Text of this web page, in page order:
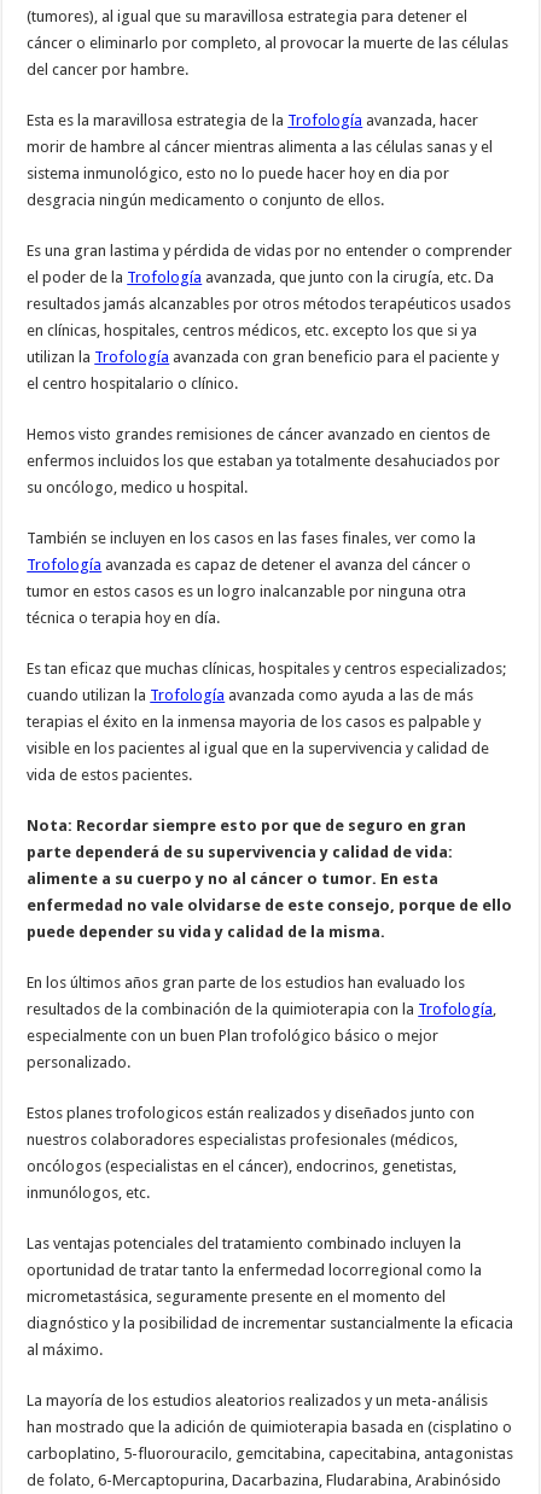
(tumores), al igual que su maravillosa estrategia para detener el
cáncer o eliminarlo por completo, al provocar la muerte de las células
del cancer por hambre.
Esta es la maravillosa estrategia de la Trofología avanzada, hacer
morir de hambre al cáncer mientras alimenta a las células sanas y el
sistema inmunológico, esto no lo puede hacer hoy en dia por
desgracia ningún medicamento o conjunto de ellos.
Es una gran lastima y pérdida de vidas por no entender o comprender
el poder de la Trofología avanzada, que junto con la cirugía, etc. Da
resultados jamás alcanzables por otros métodos terapéuticos usados
en clínicas, hospitales, centros médicos, etc. excepto los que si ya
utilizan la Trofología avanzada con gran beneficio para el paciente y
el centro hospitalario o clínico.
Hemos visto grandes remisiones de cáncer avanzado en cientos de
enfermos incluidos los que estaban ya totalmente desahuciados por
su oncólogo, medico u hospital.
También se incluyen en los casos en las fases finales, ver como la
Trofología avanzada es capaz de detener el avanza del cáncer o
tumor en estos casos es un logro inalcanzable por ninguna otra
técnica o terapia hoy en día.
Es tan eficaz que muchas clínicas, hospitales y centros especializados;
cuando utilizan la Trofología avanzada como ayuda a las de más
terapias el éxito en la inmensa mayoria de los casos es palpable y
visible en los pacientes al igual que en la supervivencia y calidad de
vida de estos pacientes.
Nota: Recordar siempre esto por que de seguro en gran
parte dependerá de su supervivencia y calidad de vida:
alimente a su cuerpo y no al cáncer o tumor. En esta
enfermedad no vale olvidarse de este consejo, porque de ello
puede depender su vida y calidad de la misma.
En los últimos años gran parte de los estudios han evaluado los
resultados de la combinación de la quimioterapia con la Trofología
especialmente con un buen Plan trofológico básico o mejor
personalizado.
Estos planes trofologicos están realizados y diseñados junto con
nuestros colaboradores especialistas profesionales (médicos,
oncólogos (especialistas en el cáncer), endocrinos, genetistas,
inmunólogos, etc.
Las ventajas potenciales del tratamiento combinado incluyen la
oportunidad de tratar tanto la enfermedad locorregional como la
micrometastásica, seguramente presente en el momento del
diagnóstico y la posibilidad de incrementar sustancialmente la eficacia
al máximo.
La mayoría de los estudios aleatorios realizados y un meta-análisis
han mostrado que la adición de quimioterapia basada en (cisplatino o
carboplatino, 5-fluorouracilo, gemcitabina, capecitabina, antagonistas
de folato, 6-Mercaptopurina, Dacarbazina, Fludarabina, Arabinósido